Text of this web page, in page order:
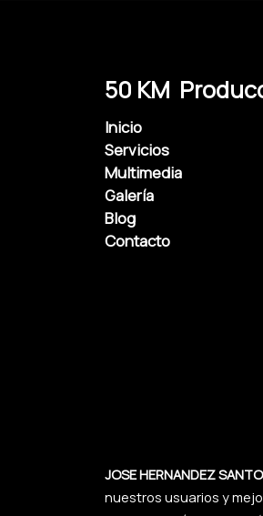
50 KM
Inicio
Servicios
Multimedia
Galería
Blog
Contacto
JOSE HERNANDEZ
nuestros usuarios y